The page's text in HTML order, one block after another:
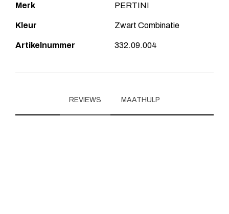
Merk PERTINI
Kleur Zwart Combinatie
Artikelnummer 332.09.004
REVIEWS MAATHULP